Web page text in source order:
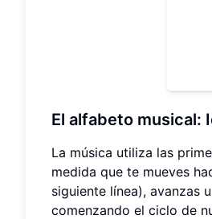
El alfabeto musical:
La música utiliza las
medida que te mueves
siguiente línea), avanzas
comenzando el ciclo de